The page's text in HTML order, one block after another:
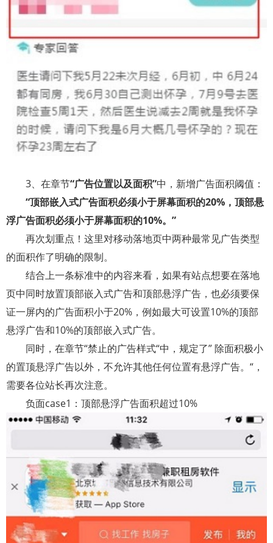
3、在章节“广告位置以及面积”中，新增广告面积阈值：
“顶部嵌入式广告面积必须小于屏幕面积的20% ，顶部悬
浮广告面积必须小于屏幕面积的10%。”
再次划重点！这里对移动落地页中两种最常见广告类型
的面积作了明确的限制。
结合上一条标准中的内容来看，如果有站点想要在落地
页中同时放置顶部嵌入式广告和顶部悬浮广告，也必须要保
证一屏内的广告面积小于20% ，例如最大可设置10%的顶部
悬浮广告和10%的顶部嵌入式广告。
同时，在章节“禁止的广告样式“中，规定了”除面积极小
的置顶悬浮广告以外，不允许其他任何位置有悬浮广告。 “ ，
需要各位站长再次注意。
负面case1 ：顶部悬浮广告面积超过10%